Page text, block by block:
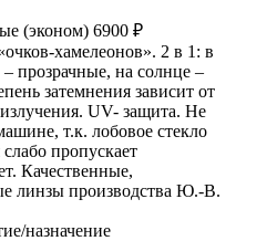
(эконом) 6900 ₽
хамелеонов». 2 в 1: в
прозрачные, на солнце –
затемнения зависит от
UV- защита. Не
т.к. лобовое стекло
пропускает
Качественные,
линзы производства Ю.-В.
назначение